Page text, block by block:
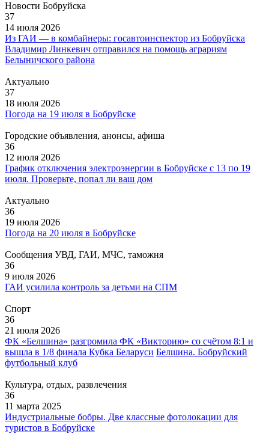
Новости Бобруйска
37
14 июля 2026
Из ГАИ — в комбайнеры: госавтоинспектор из Бобруйска
Владимир Линкевич отправился на помощь аграриям
Белыничского района
Актуально
37
18 июля 2026
Погода на 19 июля в Бобруйске
Городские объявления, анонсы, афиша
36
12 июля 2026
График отключения электроэнергии в Бобруйске с 13 по 19
июля. Проверьте, попал ли ваш дом
Актуально
36
19 июля 2026
Погода на 20 июля в Бобруйске
Сообщения УВД, ГАИ, МЧС, таможня
36
9 июля 2026
ГАИ усилила контроль за детьми на СПМ
Спорт
36
21 июля 2026
ФК «Белшина» разгромила ФК «Викторию» со счётом 8:1 и
вышла в 1/8 финала Кубка Беларуси Белшина. Бобруйский
футбольный клуб
Культура, отдых, развлечения
36
11 марта 2025
Индустриальные бобры. Две классные фотолокации для
туристов в Бобруйске